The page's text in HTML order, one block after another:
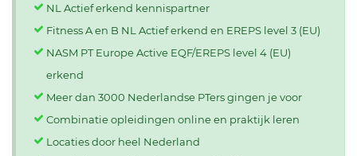
NL Actief erkend kennispartner
Fitness A en B NL Actief erkend en EREPS level 3 (EU)
NASM PT Europe Active EQF/EREPS level 4 (EU)
erkend
Meer dan 3000 Nederlandse PTers gingen je voor
Combinatie opleidingen online en praktijk leren
Locaties door heel Nederland